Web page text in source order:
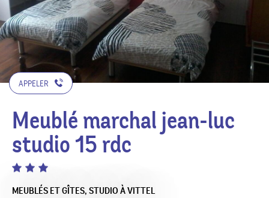
APPELER
Meublé marchal jean-luc
studio 15 rdc
MEUBLÉS ET GÎTES, STUDIO À VITTEL